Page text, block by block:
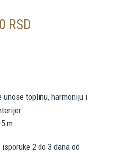
RSD
unose toplinu, harmoniju i
m
isporuke 2 do 3 dana od